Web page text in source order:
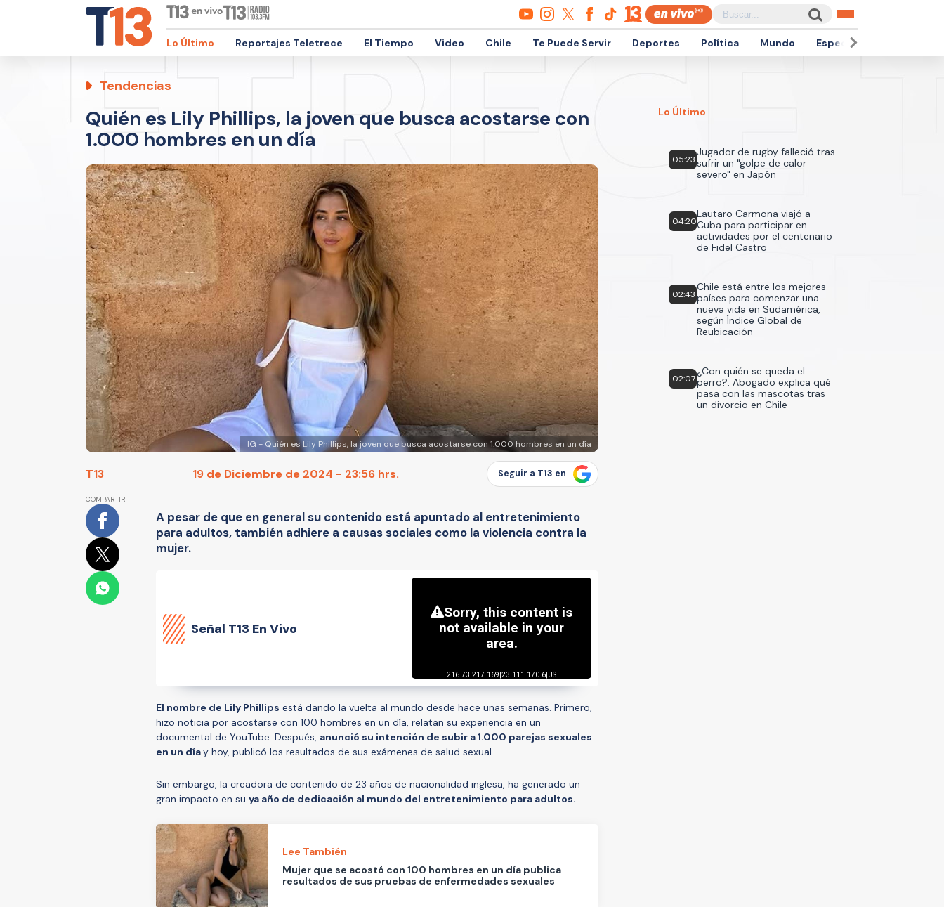
Lo Último Reportajes Teletrece El Tiempo Video Chile Te Puede Servir Deportes Política Mundo Espectáculos
Tendencias
Quién es Lily Phillips, la joven que busca acostarse con
1.000 hombres en un día
IG - Quién es Lily Phillips, la joven que busca acostarse con 1.000 hombres en un día
T13 19 de Diciembre de 2024 - 23:56 hrs. Seguir a T13 en
COMPARTIR
A pesar de que en general su contenido está apuntado al entretenimiento
para adultos, también adhiere a causas sociales como la violencia contra la
mujer.
Señal T13 En Vivo
El nombre de Lily Phillips está dando la vuelta al mundo desde hace unas semanas. Primero,
hizo noticia por acostarse con 100 hombres en un día, relatan su experiencia en un
documental de YouTube. Después, anunció su intención de subir a 1.000 parejas sexuales
en un díay hoy, publicó los resultados de sus exámenes de salud sexual.
Sin embargo, la creadora de contenido de 23 años de nacionalidad inglesa, ha generado un
gran impacto en su ya año de dedicación al mundo del entretenimiento para adultos.
Lee También
Mujer que se acostó con 100 hombres en un día publica
resultados de sus pruebas de enfermedades sexuales
Lo Último
05:23
Jugador de rugby falleció tras
sufrir un "golpe de calor
severo" en Japón
04:20
Lautaro Carmona viajó a
Cuba para participar en
actividades por el centenario
de Fidel Castro
02:43
Chile está entre los mejores
países para comenzar una
nueva vida en Sudamérica,
según Índice Global de
Reubicación
02:07
¿Con quién se queda el
perro?: Abogado explica qué
pasa con las mascotas tras
un divorcio en Chile